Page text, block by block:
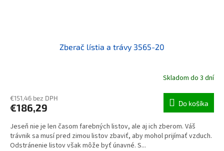
Zberač lístia a trávy 3565-20
Skladom do 3 dní
€151,46 bez DPH
€186,29 Do košíka
Jeseň nie je len časom farebných listov, ale aj ich zberom. Váš
trávnik sa musí pred zimou listov zbaviť, aby mohol prijímať vzduch.
Odstránenie listov však môže byť únavné. S...